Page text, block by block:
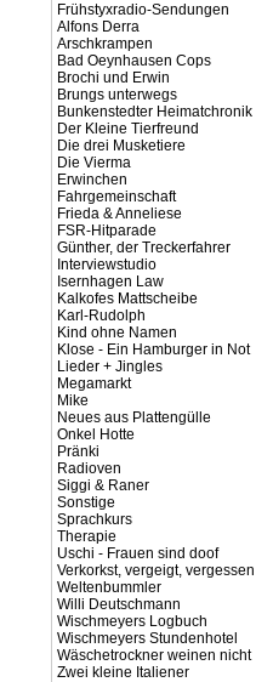
Frühstyxradio-Sendungen
Alfons Derra
Arschkrampen
Bad Oeynhausen Cops
Brochi und Erwin
Brungs unterwegs
Bunkenstedter Heimatchronik
Der Kleine Tierfreund
Die drei Musketiere
Die Vierma
Erwinchen
Fahrgemeinschaft
Frieda & Anneliese
FSR-Hitparade
Günther, der Treckerfahrer
Interviewstudio
Isernhagen Law
Kalkofes Mattscheibe
Karl-Rudolph
Kind ohne Namen
Klose - Ein Hamburger in Not
Lieder + Jingles
Megamarkt
Mike
Neues aus Plattengülle
Onkel Hotte
Pränki
Radioven
Siggi & Raner
Sonstige
Sprachkurs
Therapie
Uschi - Frauen sind doof
Verkorkst, vergeigt, vergessen
Weltenbummler
Willi Deutschmann
Wischmeyers Logbuch
Wischmeyers Stundenhotel
Wäschetrockner weinen nicht
Zwei kleine Italiener